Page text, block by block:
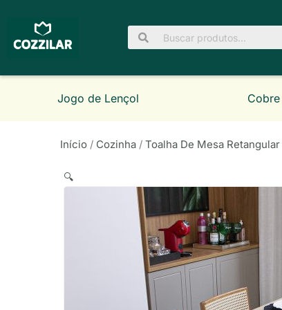
Pesquisar
por:
Jogo de Lençol
Início / Cozinha / Toalha De Mesa Retangular
🔍